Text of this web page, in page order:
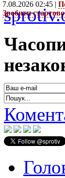
7.08.2026 02:45 |
Зробити